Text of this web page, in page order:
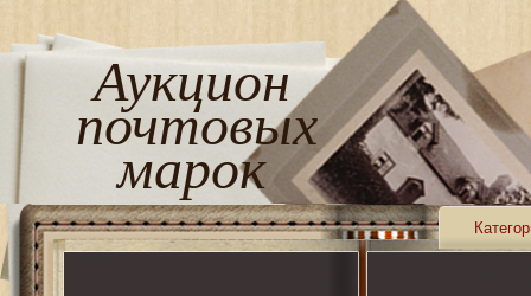
Аукцион
почтовых
марок